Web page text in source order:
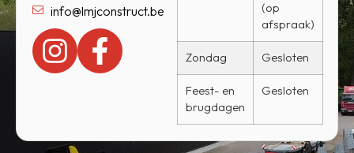
info@lmjconstruct.be
(op
afspraak)
Zondag Gesloten
Feest- en
brugdagen
Gesloten